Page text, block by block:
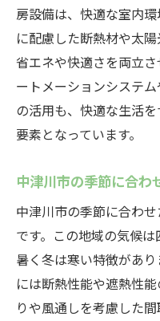
房設備は、快適な室内
に配慮した断熱材や太
省エネや快適さを両立
ートメーションシステ
の活用も、快適な生活
要素となっています。
中津川市の季節に合わ
中津川市の季節に合わ
です。この地域の気候
暑く冬は寒い特徴があ
には断熱性能や遮熱性
りや風通しを考慮した